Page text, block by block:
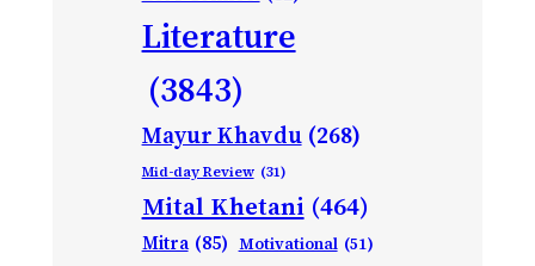
Literature
(3843)
Mayur Khavdu (268)
Mid-day Review (31)
Mital Khetani (464)
Mitra (85) Motivational (51)